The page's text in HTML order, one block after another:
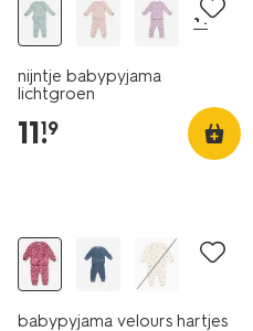
+1
nijntje babypyjama
lichtgroen
11.
19
babypyjama velours hartjes